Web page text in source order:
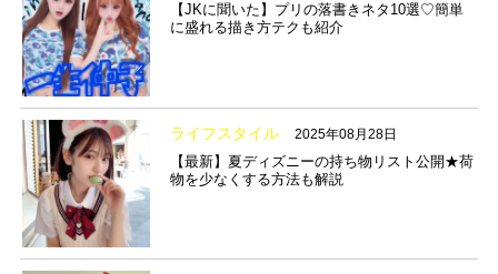
【JKに聞いた】プリの落書きネタ10選♡簡単
に盛れる描き方テクも紹介
ライフスタイル 2025年08月28日
【最新】夏ディズニーの持ち物リスト公開★荷
物を少なくする方法も解説